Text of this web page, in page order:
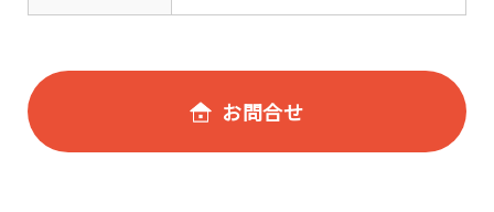
お問合せ